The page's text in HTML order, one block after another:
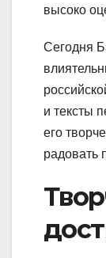
высоко
Сегодня
и тексты
его
радовать